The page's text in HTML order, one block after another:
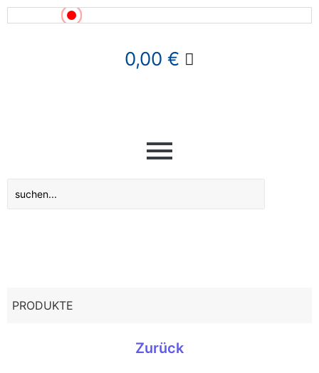
0,00 €
PRODUKTE
Zurück